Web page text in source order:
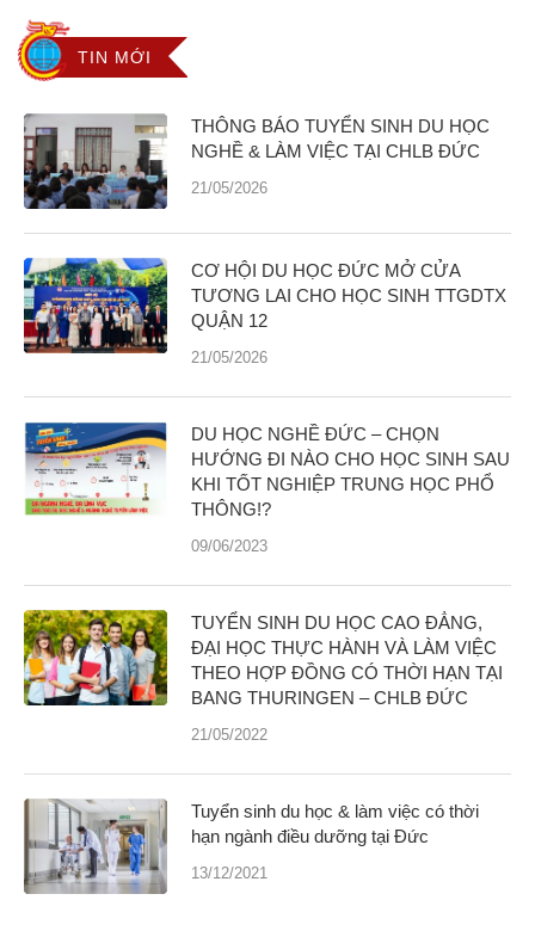
TIN MỚI
THÔNG BÁO TUYỂN SINH DU HỌC
NGHỀ & LÀM VIỆC TẠI CHLB ĐỨC
21/05/2026
CƠ HỘI DU HỌC ĐỨC MỞ CỬA
TƯƠNG LAI CHO HỌC SINH TTGDTX
QUẬN 12
21/05/2026
DU HỌC NGHỀ ĐỨC – CHỌN
HƯỚNG ĐI NÀO CHO HỌC SINH SAU
KHI TỐT NGHIỆP TRUNG HỌC PHỔ
THÔNG!?
09/06/2023
TUYỂN SINH DU HỌC CAO ĐẲNG,
ĐẠI HỌC THỰC HÀNH VÀ LÀM VIỆC
THEO HỢP ĐỒNG CÓ THỜI HẠN TẠI
BANG THURINGEN – CHLB ĐỨC
21/05/2022
Tuyển sinh du học & làm việc có thời
hạn ngành điều dưỡng tại Đức
13/12/2021